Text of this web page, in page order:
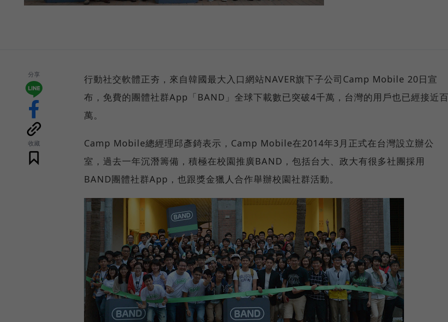
分享
收藏
行動社交軟體正夯，來自韓國最大入口網站NAVER旗下子公司Camp Mobile 20日宣
布，免費的團體社群App「BAND」全球下載數已突破4千萬，台灣的用戶也已經接近
萬。
Camp Mobile總經理邱彥錡表示，Camp Mobile在2014年3月正式在台灣設立辦公
室，過去一年沉潛籌備，積極在校園推廣BAND，包括台大、政大有很多社團採用
BAND團體社群App，也跟獎金獵人合作舉辦校園社群活動。